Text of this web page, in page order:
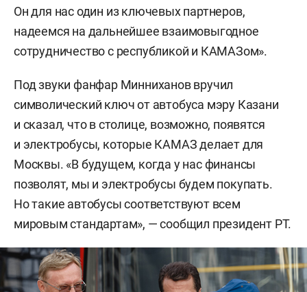
Он для нас один из ключевых партнеров,
надеемся на дальнейшее взаимовыгодное
сотрудничество с республикой и КАМАЗом».
Под звуки фанфар Минниханов вручил
символический ключ от автобуса мэру Казани
и сказал, что в столице, возможно, появятся
и электробусы, которые КАМАЗ делает для
Москвы. «В будущем, когда у нас финансы
позволят, мы и электробусы будем покупать.
Но такие автобусы соответствуют всем
мировым стандартам», — сообщил президент РТ.